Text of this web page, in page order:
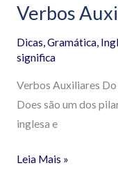
Verbos
Dicas Gramática,
significa
Verbos Auxiliares
Does são um dos
inglesa e
Leia Mais »